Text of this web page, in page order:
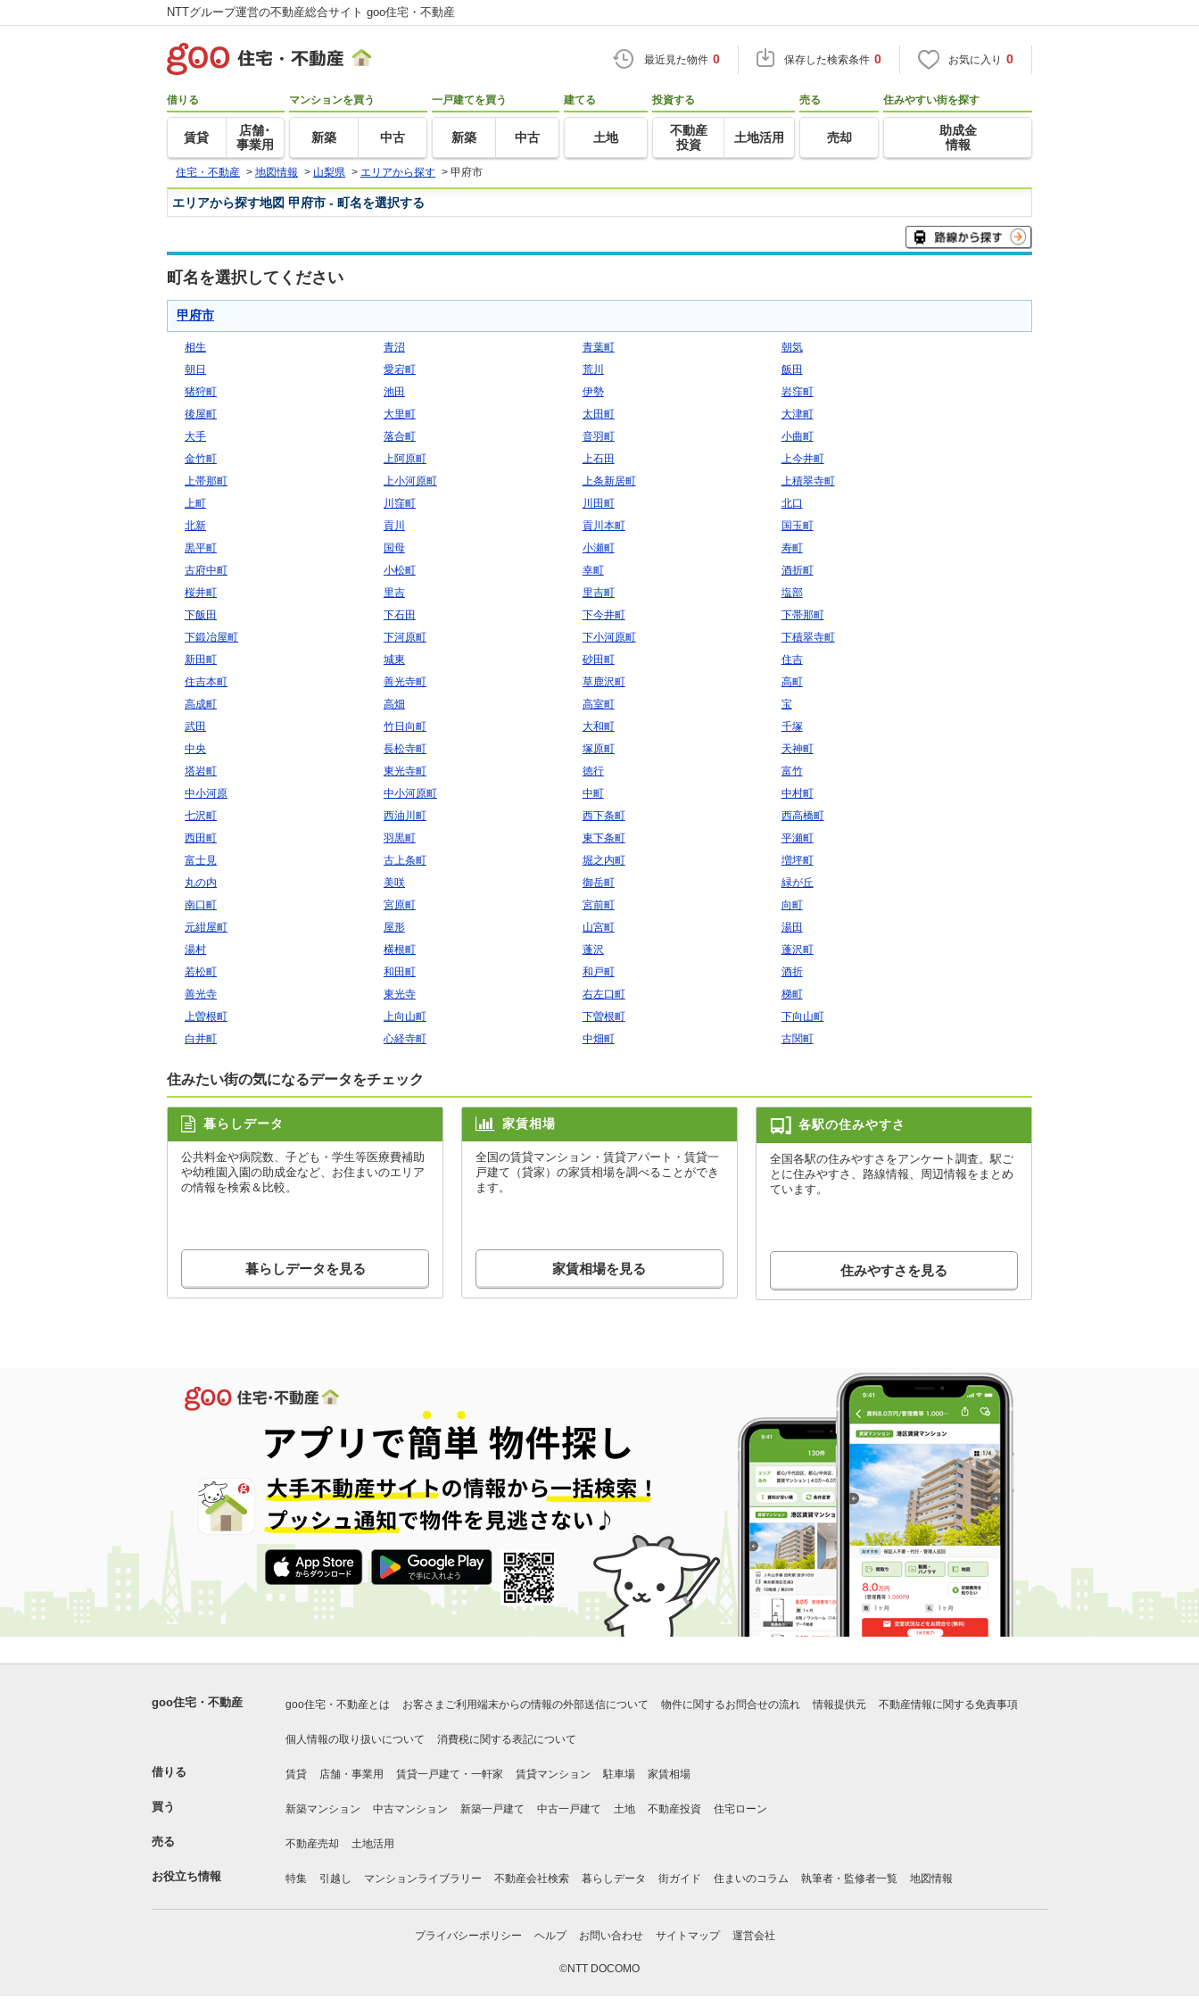
NTTグループ運営の不動産総合サイト goo住宅・不動産
最近見た物件 0 保存した検索条件 0 お気に入り 0
借りる
賃貸
店舗･
事業用
マンションを買う
新築 中古
一戸建てを買う
新築 中古
建てる
土地
投資する
不動産
投資
土地活用
売る
売却
住みやすい街を探す
助成金
情報
住宅・不動産 > 地図情報 > 山梨県 > エリアから探す > 甲府市
エリアから探す地図 甲府市 - 町名を選択する
町名を選択してください
甲府市
相生 青沼 青葉町
朝気
朝日
愛宕町 荒川
飯田
猪狩町
池田 伊勢
岩窪町
後屋町
大里町 太田町
大津町
大手
落合町 音羽町
小曲町
金竹町
上阿原町 上石田
上今井町
上帯那町
上小河原町 上条新居町
上積翠寺町
上町
川窪町 川田町
北口
北新
貢川 貢川本町
国玉町
黒平町
国母 小瀬町
寿町
古府中町
小松町 幸町
酒折町
桜井町
里吉 里吉町
塩部
下飯田
下石田 下今井町
下帯那町
下鍛冶屋町
下河原町 下小河原町
下積翠寺町
新田町
城東 砂田町
住吉
住吉本町
善光寺町 草鹿沢町
高町
高成町
高畑 高室町
宝
武田
竹日向町 大和町
千塚
中央
長松寺町 塚原町
天神町
塔岩町
東光寺町 徳行
富竹
中小河原
中小河原町 中町
中村町
七沢町
西油川町 西下条町
西高橋町
西田町
羽黒町 東下条町
平瀬町
富士見
古上条町 堀之内町
増坪町
丸の内
美咲 御岳町
緑が丘
南口町
宮原町 宮前町
向町
元紺屋町
屋形 山宮町
湯田
湯村
横根町 蓬沢
蓬沢町
若松町
和田町 和戸町
酒折
善光寺
東光寺 右左口町
梯町
上曽根町
上向山町 下曽根町
下向山町
白井町
心経寺町 中畑町 古関町
住みたい街の気になるデータをチェック
暮らしデータ
公共料金や病院数、子ども・学生等医療費補助
や幼稚園入園の助成金など、お住まいのエリア
の情報を検索＆比較。
暮らしデータを見る
家賃相場
全国の賃貸マンション・賃貸アパート・賃貸一
戸建て（貸家）の家賃相場を調べることができ
ます。
家賃相場を見る
各駅の住みやすさ
全国各駅の住みやすさをアンケート調査。駅ご
とに住みやすさ、路線情報、周辺情報をまとめ
ています。
住みやすさを見る
goo住宅・不動産 goo住宅・不動産とは お客さまご利用端末からの情報の外部送信について 物件に関するお問合せの流れ 情報提供元 不動産情報に関する免責事項
個人情報の取り扱いについて 消費税に関する表記について
借りる 賃貸 店舗・事業用 賃貸一戸建て・一軒家 賃貸マンション 駐車場 家賃相場
買う 新築マンション 中古マンション 新築一戸建て 中古一戸建て 土地 不動産投資 住宅ローン
売る 不動産売却 土地活用
お役立ち情報 特集 引越し マンションライブラリー 不動産会社検索 暮らしデータ 街ガイド 住まいのコラム 執筆者・監修者一覧 地図情報
プライバシーポリシー ヘルプ お問い合わせ サイトマップ 運営会社
©NTT DOCOMO